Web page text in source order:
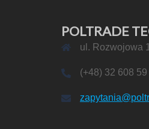
POLTRADE
ul. Rozwojowa
(+48) 32 608